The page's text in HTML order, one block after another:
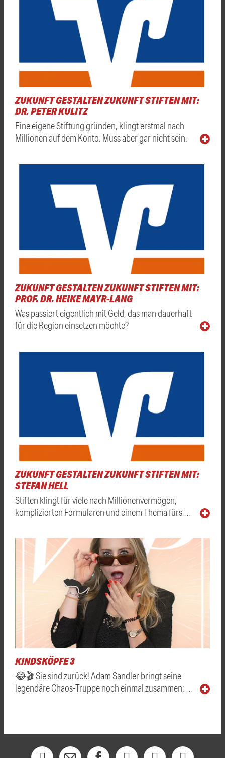
ZUKUNFT GESTALTEN ZUKUNFT STIFTEN MIT:
DR. PETER KULITZ
Eine eigene Stiftung gründen, klingt erstmal nach
Millionen auf dem Konto. Muss aber gar nicht sein.
ZUKUNFT GESTALTEN ZUKUNFT STIFTEN MIT:
PROF. DR. HEIKE MAYR-LANG
Was passiert eigentlich mit Geld, das man dauerhaft
für die Region einsetzen möchte?
ZUKUNFT GESTALTEN ZUKUNFT STIFTEN MIT:
STEFAN HELL
Stiften klingt für viele nach Millionenvermögen,
komplizierten Formularen und einem Thema fürs …
KINDSKÖPFE 3
😂🎬 Sie sind zurück! Adam Sandler bringt seine
legendäre Chaos-Truppe noch einmal zusammen: …